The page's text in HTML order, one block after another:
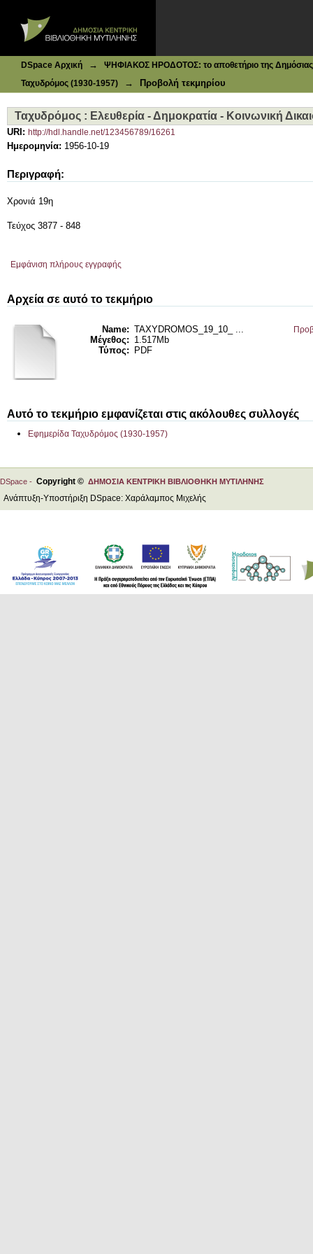
DSpace Αρχική →
ΨΗΦΙΑΚΟΣ ΗΡΟΔΟΤΟΣ: το αποθετήριο της Δημόσιας
Ταχυδρόμος (1930-1957)
→ Προβολή τεκμηρίου
Ταχυδρόμος : Ελευθερία - Δημοκρατία - Κοινωνική
URI: http://hdl.handle.net/123456789/16261
Ημερομηνία: 1956-10-19
Περιγραφή:
Χρονιά 19η
Τεύχος 3877 - 848
Εμφάνιση πλήρους εγγραφής
Αρχεία σε αυτό το τεκμήριο
Name: TAXYDROMOS_19_10_ ...
Μέγεθος: 1.517Mb
Τύπος:
PDF
Αυτό το τεκμήριο εμφανίζεται στις ακόλουθες συλλογές
Εφημερίδα Ταχυδρόμος (1930-1957)
DSpace - Copyright © ΔΗΜΟΣΙΑ ΚΕΝΤΡΙΚΗ ΒΙΒΛΙΟΘΗΚΗ ΜΥΤΙΛΗΝΗΣ
Ανάπτυξη-Υποστήριξη DSpace: Χαράλαμπος Μιχελής